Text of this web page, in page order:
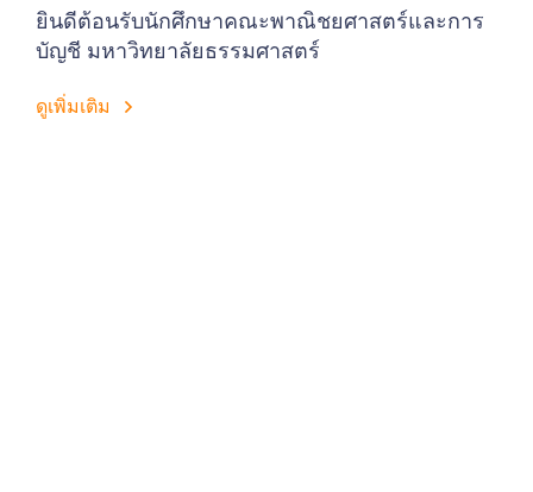
ยินดีต้อนรับนักศึกษาคณะพาณิชยศาสตร์และการ
บัญชี มหาวิทยาลัยธรรมศาสตร์
ดูเพิ่มเติม